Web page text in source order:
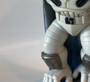
AJOUTER AU PANIER /